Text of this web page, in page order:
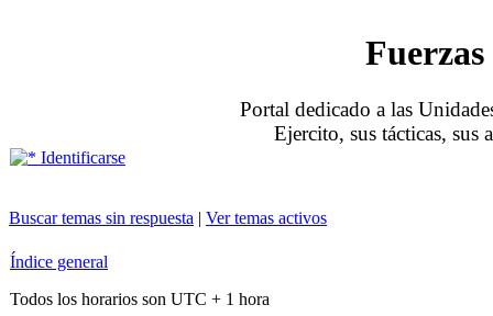
Portal dedicado a las
Ejercito, sus tácticas, sus
Identificarse
Buscar temas sin respuesta | Ver temas activos
Índice general
Todos los horarios son UTC + 1 hora